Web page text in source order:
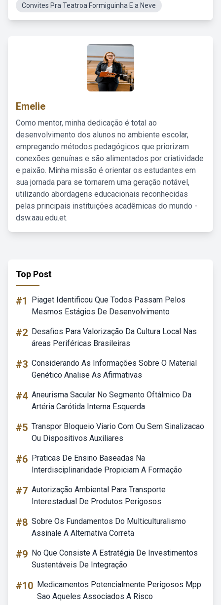
Convites Pra Teatroa Formiguinha E a Neve
Emelie
Como mentor, minha dedicação é total ao
desenvolvimento dos alunos no ambiente escolar,
empregando métodos pedagógicos que priorizam
conexões genuínas e são alimentados por criatividade
e paixão. Minha missão é orientar os estudantes em
sua jornada para se tornarem uma geração notável,
utilizando abordagens educacionais reconhecidas
pelas principais instituições acadêmicas do mundo -
dsw.aau.edu.et.
Top Post
#1
Piaget Identificou Que Todos Passam Pelos
Mesmos Estágios De Desenvolvimento
#2 Desafios Para Valorização Da Cultura Local Nas
áreas Periféricas Brasileiras
#3 Considerando As Informações Sobre O Material
Genético Analise As Afirmativas
#4 Aneurisma Sacular No Segmento Oftálmico Da
Artéria Carótida Interna Esquerda
#5 Transpor Bloqueio Viario Com Ou Sem Sinalizacao
Ou Dispositivos Auxiliares
#6 Praticas De Ensino Baseadas Na
Interdisciplinaridade Propiciam A Formação
#7 Autorização Ambiental Para Transporte
Interestadual De Produtos Perigosos
#8 Sobre Os Fundamentos Do Multiculturalismo
Assinale A Alternativa Correta
#9 No Que Consiste A Estratégia De Investimentos
Sustentáveis De Integração
#10 Medicamentos Potencialmente Perigosos Mpp
Sao Aqueles Associados A Risco